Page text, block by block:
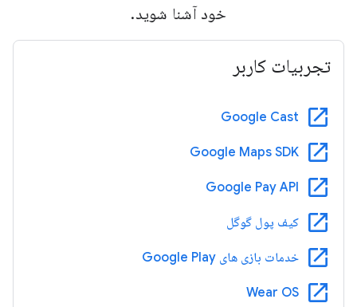
خود آشنا شوید.
تجربیات کاربر
open_in_new
Google Cast
open_in_new
Google Maps SDK
open_in_new
Google Pay API
open_in_new کیف پول گوگل
open_in_new خدمات بازی های Google Play
open_in_new
Wear OS